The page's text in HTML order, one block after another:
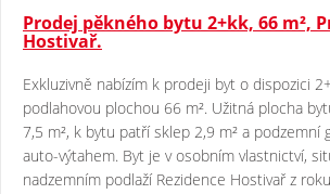
Prodej pěkného bytu 2+kk, 66 m²,
Hostivař.
Exkluzivně nabízím k prodeji byt o dispozici
podlahovou plochou 66 m². Užitná plocha
7,5 m², k bytu patří sklep 2,9 m² a podzemní
auto-výtahem. Byt je v osobním vlastnictví,
nadzemním podlaží Rezidence Hostivař z